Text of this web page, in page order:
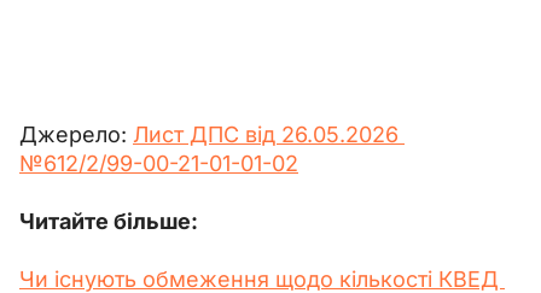
Джерело: Лист ДПС від 26.05.2026
№612/2/99-00-21-01-01-02
Читайте більше:
Чи існують обмеження щодо кількості КВЕД